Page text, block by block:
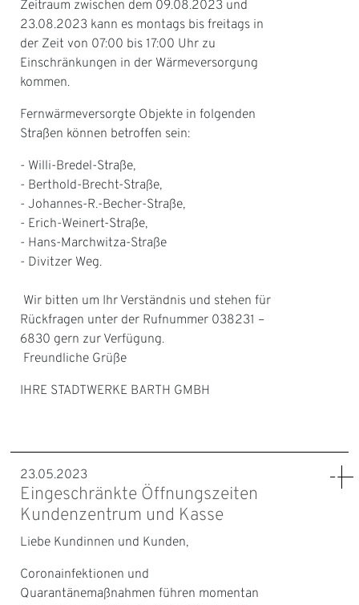
Zeitraum zwischen dem 09.08.2023 und
23.08.2023 kann es montags bis freitags in
der Zeit von 07:00 bis 17:00 Uhr zu
Einschränkungen in der Wärmeversorgung
kommen.
Fernwärmeversorgte Objekte in folgenden
Straßen können betroffen sein:
- Willi-Bredel-Straße,
- Berthold-Brecht-Straße,
- Johannes-R.-Becher-Straße,
- Erich-Weinert-Straße,
- Hans-Marchwitza-Straße
- Divitzer Weg.
Wir bitten um Ihr Verständnis und stehen für
Rückfragen unter der Rufnummer 038231 –
6830 gern zur Verfügung.
Freundliche Grüße
IHRE STADTWERKE BARTH GMBH
23.05.2023
Eingeschränkte Öffnungszeiten
Kundenzentrum und Kasse
Liebe Kundinnen und Kunden,
Coronainfektionen und
Quarantänemaßnahmen führen momentan